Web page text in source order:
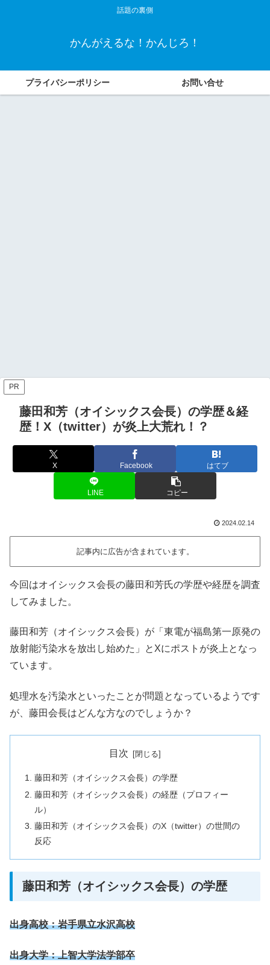
話題の裏側
かんがえるな！かんじろ！
プライバシーポリシー お問い合せ
PR
藤田和芳（オイシックス会長）の学歴＆経
歴！X（twitter）が炎上大荒れ！？
X Facebook はてブ
LINE コピー
2024.02.14
記事内に広告が含まれています。
今回はオイシックス会長の藤田和芳氏の学歴や経歴を調査
してみました。
藤田和芳（オイシックス会長）が「東電が福島第一原発の
放射能汚染水を放出し始めた」とXにポストが炎上となっ
ています。
処理水を汚染水といったことが問題となっているようです
が、藤田会長はどんな方なのでしょうか？
目次
藤田和芳（オイシックス会長）の学歴
藤田和芳（オイシックス会長）の経歴（プロフィー
ル）
藤田和芳（オイシックス会長）のX（twitter）の世間の
反応
藤田和芳（オイシックス会長）の学歴
出身高校：岩手県立水沢高校
出身大学：上智大学法学部卒